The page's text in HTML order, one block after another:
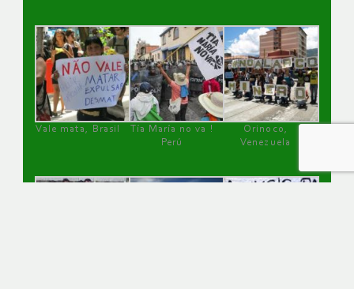
Vale mata, Brasil
Tía María no va !
Perú
Orinoco,
Venezuela